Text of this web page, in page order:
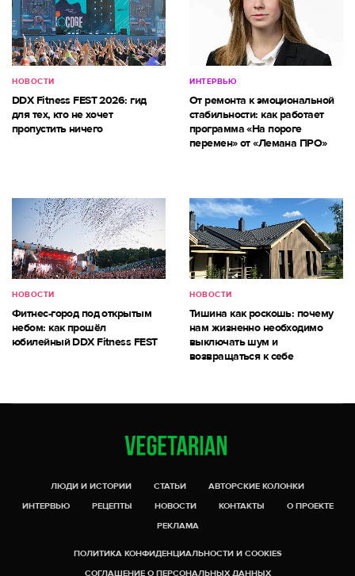
НОВОСТИ
DDX Fitness FEST 2026: гид
для тех, кто не хочет
пропустить ничего
ИНТЕРВЬЮ
От ремонта к эмоциональной
стабильности: как работает
программа «На пороге
перемен» от «Лемана ПРО»
НОВОСТИ
Фитнес-город под открытым
небом: как прошёл
юбилейный DDX Fitness FEST
НОВОСТИ
Тишина как роскошь: почему
нам жизненно необходимо
выключать шум и
возвращаться к себе
ЛЮДИ И ИСТОРИИ СТАТЬИ
АВТОРСКИЕ КОЛОНКИ
ИНТЕРВЬЮ
РЕЦЕПТЫ НОВОСТИ КОНТАКТЫ
О ПРОЕКТЕ
РЕКЛАМА
ПОЛИТИКА КОНФИДЕНЦИАЛЬНОСТИ И COOKIES
СОГЛАШЕНИЕ О ПЕРСОНАЛЬНЫХ ДАННЫХ